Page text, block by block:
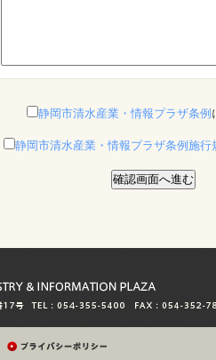
静岡市清水産業・情報プラザ条例
静岡市清水産業・情報プラザ条例施行